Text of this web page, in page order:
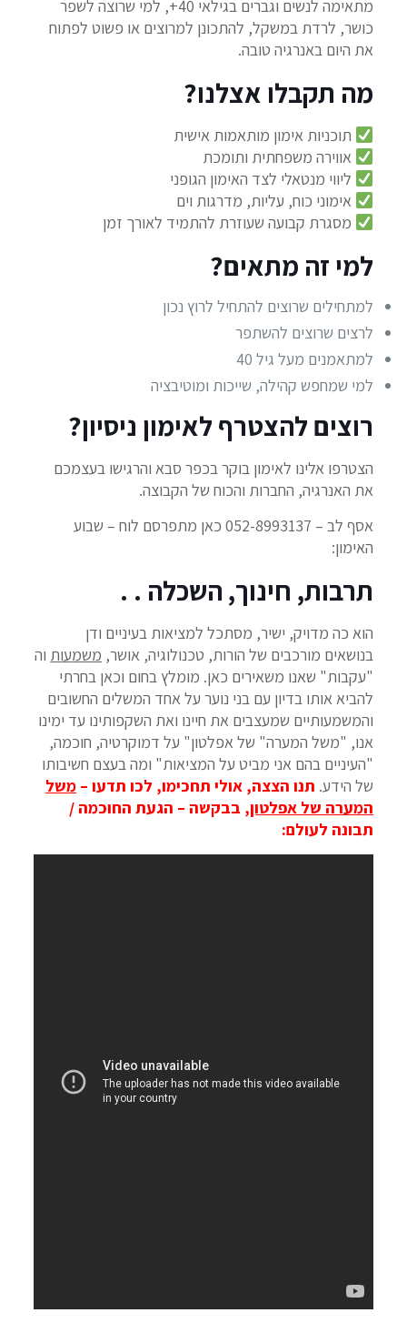
מתאימה לנשים וגברים בגילאי 40+, למי שרוצה לשפר
כושר, לרדת במשקל, להתכונן למרוצים או פשוט לפתוח
את היום באנרגיה טובה.
מה תקבלו אצלנו?
תוכניות אימון מותאמות אישית
אווירה משפחתית ותומכת
ליווי מנטאלי לצד האימון הגופני
אימוני כוח, עליות, מדרגות וים
מסגרת קבועה שעוזרת להתמיד לאורך זמן
למי זה מתאים?
למתחילים שרוצים להתחיל לרוץ נכון
לרצים שרוצים להשתפר
למתאמנים מעל גיל 40
למי שמחפש קהילה, שייכות ומוטיבציה
רוצים להצטרף לאימון ניסיון?
הצטרפו אלינו לאימון בוקר בכפר סבא והרגישו בעצמכם
את האנרגיה, החברות והכוח של הקבוצה.
אסף לב – 052-8993137 כאן מתפרסם לוח – שבוע
האימון:
תרבות, חינוך, השכלה . .
הוא כה מדויק, ישיר, מסתכל למציאות בעיניים ודן
בנושאים מורכבים של הורות, טכנולוגיה, אושר, משמעות וה
"עקבות" שאנו משאירים כאן. מומלץ בחום וכאן בחרתי
להביא אותו בדיון עם בני נוער על אחד המשלים החשובים
והמשמעותיים שמעצבים את חיינו ואת השקפותינו עד ימינו
אנו, "משל המערה" של אפלטון" על דמוקרטיה, חוכמה,
"העיניים בהם אני מביט על המציאות" ומה בעצם חשיבותו
של הידע. תנו הצצה, אולי תחכימו, לכו תדעו – משל
המערה של אפלטון, בבקשה – הגעת החוכמה /
תבונה לעולם: